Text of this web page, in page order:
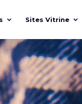
Sites Vitrine